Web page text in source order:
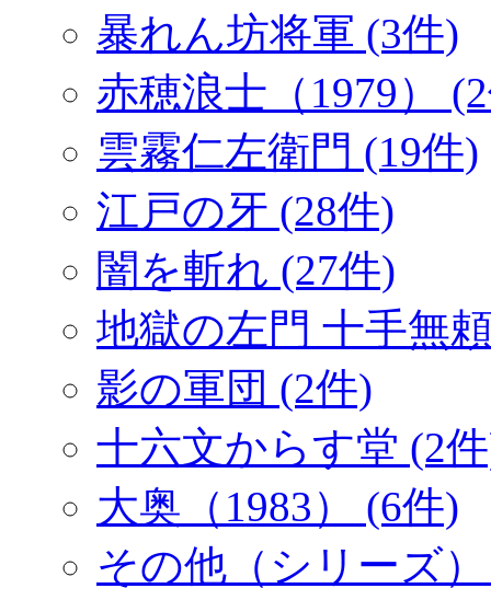
暴れん坊将軍 (3件)
赤穂浪士（1979）
雲霧仁左衛門 (19件)
江戸の牙 (28件)
闇を斬れ (27件)
地獄の左門 十手無
影の軍団 (2件)
十六文からす堂 (2
大奥（1983） (6件)
その他（シリーズ